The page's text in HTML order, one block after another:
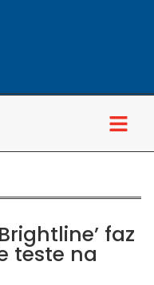
faz
teste na